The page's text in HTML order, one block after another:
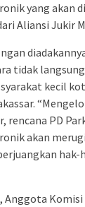
yang akan
Aliansi Jukir
tidak
kecil
rencana PD
akan
Komisi